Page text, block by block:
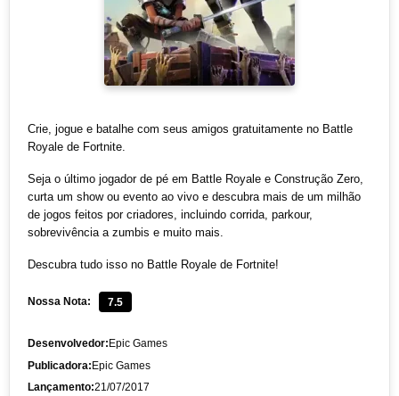
Crie, jogue e batalhe com seus amigos gratuitamente no Battle
Royale de Fortnite.
Seja o último jogador de pé em Battle Royale e Construção Zero,
curta um show ou evento ao vivo e descubra mais de um milhão
de jogos feitos por criadores, incluindo corrida, parkour,
sobrevivência a zumbis e muito mais.
Descubra tudo isso no Battle Royale de Fortnite!
Nossa Nota: 7.5
Desenvolvedor: Epic Games
Publicadora:‎Epic Games
Lançamento:21/07/2017